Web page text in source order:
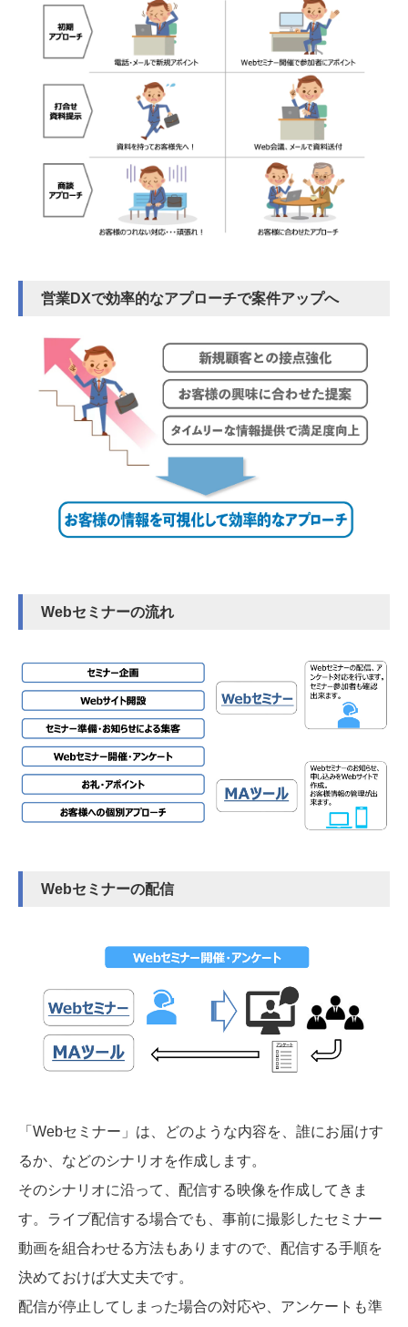
営業DXで効率的なアプローチで案件アップへ
Webセミナーの流れ
Webセミナーの配信
「Webセミナー」は、どのような内容を、誰にお届けす
るか、などのシナリオを作成します。
そのシナリオに沿って、配信する映像を作成してきま
す。ライブ配信する場合でも、事前に撮影したセミナー
動画を組合わせる方法もありますので、配信する手順を
決めておけば大丈夫です。
配信が停止してしまった場合の対応や、アンケートも準